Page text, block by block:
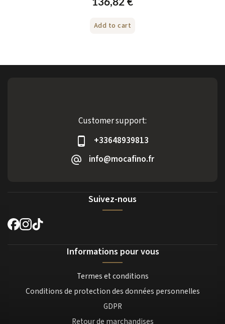
136,82 €
Add to cart
Customer support:
+33648939813
info@mocafino.fr
Suivez-nous
Informations pour vous
Termes et conditions
Conditions de protection des données personnelles
GDPR
Retour de marchandises